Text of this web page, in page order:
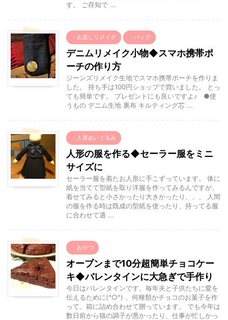
す。 ご存知で ...
・お直しリメイク ・バッグ
デニムリメイク小物◆スマホ携帯ポ
ーチの作り方
ジーンズリメイク生地でスマホ携帯ポーチを作りま
した。 持ち手は100円ショップで買いました。 とっ
ても簡単です。 プレゼントにも良いですよ♪ ●使
うもの デニム生地 裏布 キルティング芯 ...
・人形ぬいぐるみ
人形の服を作る◆セーラー服をミニ
サイズに
セーラー服を着たお人形に手こずっています。 体に
紙を当てて型紙を取り洋服を作ってみるんですが、
着せてみると小さかったり大きかったり、、、 人間
の服を作る時は既成の型紙を使ったり、持ってる服
に合わせて適 ...
・おやつ
オーブンまで10分超簡単チョコケー
キ◆バレンタインに大急ぎで手作り
今日はバレンタインです。毎年夫と子供たちに愛を
伝えるために(^○^) 、何種類かチョコのお菓子を作
って、箱に詰め合わせて贈っています。 でも今年は
数日前から猫の調子が悪かったり、仕事が忙しかっ